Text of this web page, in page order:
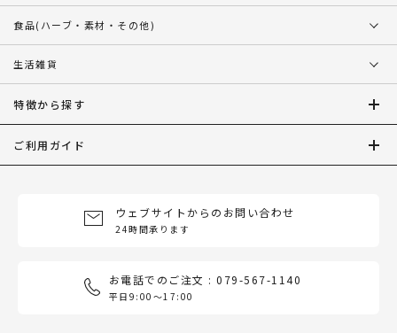
食品(ハーブ・素材・その他)
生活雑貨
特徴から探す
ご利用ガイド
ウェブサイトからのお問い合わせ
24時間承ります
お電話でのご注文 : 079-567-1140
平日9:00〜17:00